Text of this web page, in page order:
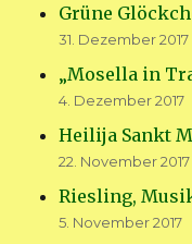
Grüne
31. Dezember 2017
„Mosella in
4. Dezember 2017
Heilija Sankt
22. November 2017
Riesling,
5. November 2017